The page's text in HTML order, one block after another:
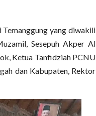
yang diwakili
Sesepuh Akper Al
Ketua Tanfidziah PCNU
dan Kabupaten, Rektor